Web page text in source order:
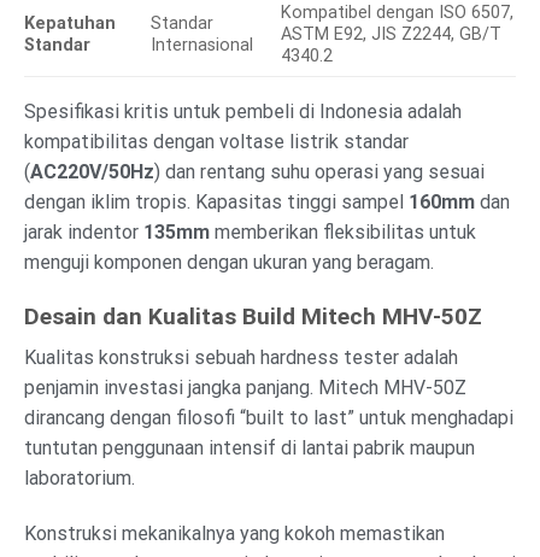
Kepatuhan
Standar
Standar
Internasional
Kompatibel dengan ISO 6507,
ASTM E92, JIS Z2244, GB/T
4340.2
Spesifikasi kritis untuk pembeli di Indonesia adalah
kompatibilitas dengan voltase listrik standar
(AC220V/50Hz) dan rentang suhu operasi yang sesuai
dengan iklim tropis. Kapasitas tinggi sampel 160mm dan
jarak indentor 135mm memberikan fleksibilitas untuk
menguji komponen dengan ukuran yang beragam.
Desain dan Kualitas Build Mitech MHV-50Z
Kualitas konstruksi sebuah hardness tester adalah
penjamin investasi jangka panjang. Mitech MHV-50Z
dirancang dengan filosofi “built to last” untuk menghadapi
tuntutan penggunaan intensif di lantai pabrik maupun
laboratorium.
Konstruksi mekanikalnya yang kokoh memastikan